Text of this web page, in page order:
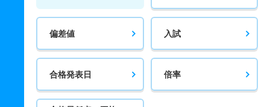
偏差値 入試
合格発表日 倍率